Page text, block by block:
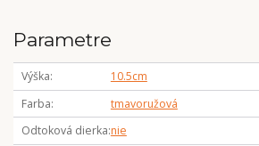
Parametre
Výška
10.5cm
Farba
tmavoružová
Odtoková dierka nie